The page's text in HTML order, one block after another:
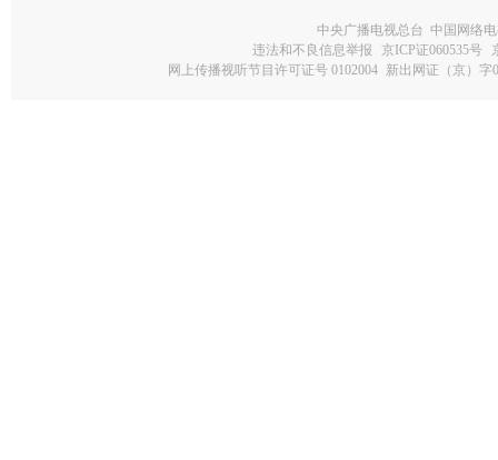
中央广播电视总台 中国网络
违法和不良信息举报
京ICP证060535号
网上传播视听节目许可证号 0102004 新出网证（京）